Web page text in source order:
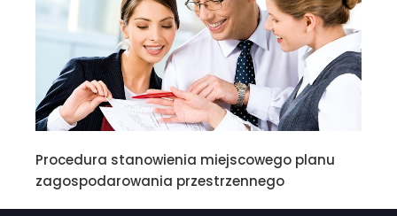
Procedura stanowienia miejscowego planu
zagospodarowania przestrzennego